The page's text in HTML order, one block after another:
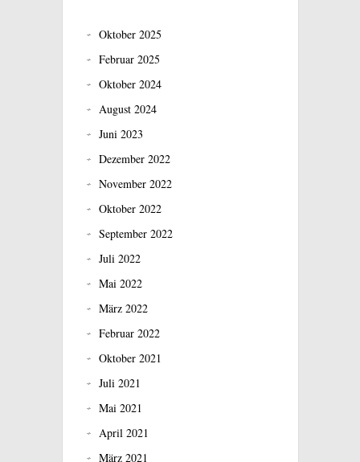
Oktober 2025
Februar 2025
Oktober 2024
August 2024
Juni 2023
Dezember 2022
November 2022
Oktober 2022
September 2022
Juli 2022
Mai 2022
März 2022
Februar 2022
Oktober 2021
Juli 2021
Mai 2021
April 2021
März 2021